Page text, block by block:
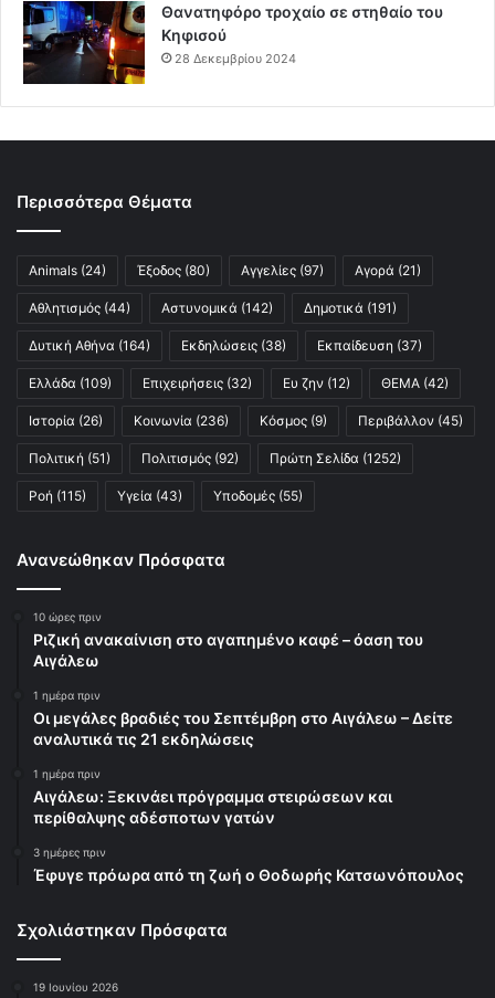
Θανατηφόρο τροχαίο σε στηθαίο του
Κηφισού
28 Δεκεμβρίου 2024
Περισσότερα Θέματα
Animals (24) Έξοδος (80) Αγγελίες (97) Αγορά (21)
Αθλητισμός (44) Αστυνομικά (142) Δημοτικά (191)
Δυτική Αθήνα (164) Εκδηλώσεις (38) Εκπαίδευση (37)
Ελλάδα (109) Επιχειρήσεις (32) Ευ ζην (12) ΘΕΜΑ (42)
Ιστορία (26) Κοινωνία (236) Κόσμος (9) Περιβάλλον (45)
Πολιτική (51) Πολιτισμός (92) Πρώτη Σελίδα (1252)
Ροή (115) Υγεία (43) Υποδομές (55)
Ανανεώθηκαν Πρόσφατα
10 ώρες πριν
Ριζική ανακαίνιση στο αγαπημένο καφέ – όαση του
Αιγάλεω
1 ημέρα πριν
Οι μεγάλες βραδιές του Σεπτέμβρη στο Αιγάλεω – Δείτε
αναλυτικά τις 21 εκδηλώσεις
1 ημέρα πριν
Αιγάλεω: Ξεκινάει πρόγραμμα στειρώσεων και
περίθαλψης αδέσποτων γατών
3 ημέρες πριν
Έφυγε πρόωρα από τη ζωή ο Θοδωρής Κατσωνόπουλος
Σχολιάστηκαν Πρόσφατα
19 Ιουνίου 2026